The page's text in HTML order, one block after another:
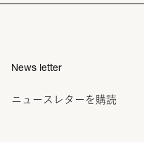
News letter
ニュースレターを購読